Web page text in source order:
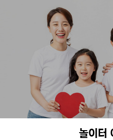
장애인의 복지증진
놀이터